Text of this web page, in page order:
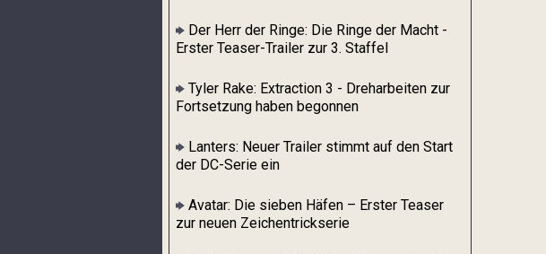
Der Herr der Ringe: Die Ringe der Macht -
Erster Teaser-Trailer zur 3. Staffel
Tyler Rake: Extraction 3 - Dreharbeiten zur
Fortsetzung haben begonnen
Lanters: Neuer Trailer stimmt auf den Start
der DC-Serie ein
Avatar: Die sieben Häfen – Erster Teaser
zur neuen Zeichentrickserie